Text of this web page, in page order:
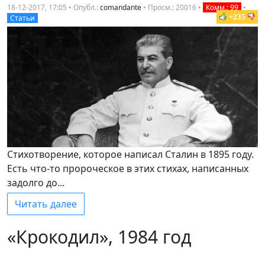
18-12-2017, 17:05 • Опубл.:comandаnte • Просм.: 20016 • Комм.: 99 •
Статьи
+235
Стихотворение, которое написал Сталин в 1895 году.
Есть что-то пророческое в этих стихах, написанных
задолго до...
Читать далее
«Крокодил», 1984 год